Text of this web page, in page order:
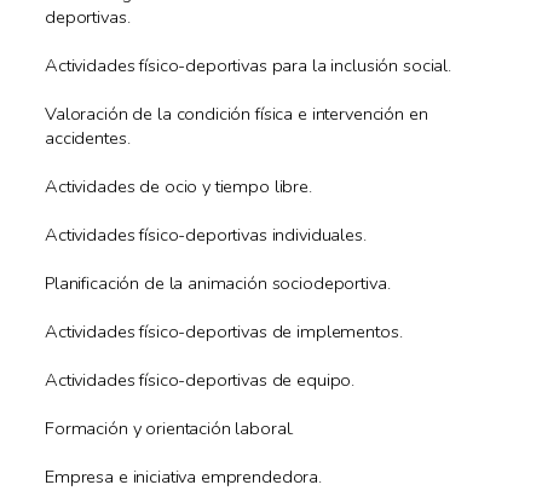
deportivas.
Actividades físico-deportivas para la inclusión social.
Valoración de la condición física e intervención en
accidentes.
Actividades de ocio y tiempo libre.
Actividades físico-deportivas individuales.
Planificación de la animación sociodeportiva.
Actividades físico-deportivas de implementos.
Actividades físico-deportivas de equipo.
Formación y orientación laboral.
Empresa e iniciativa emprendedora.